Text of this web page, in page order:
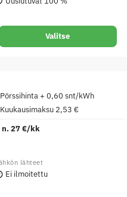
Valitse
Pörssihinta + 0,60 snt/kWh
Kuukausimaksu 2,53 €
n. 27 €/kk
Ei ilmoitettu